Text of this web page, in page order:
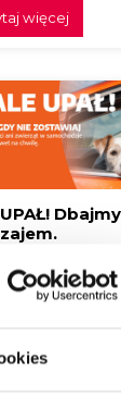
więcej
więcej